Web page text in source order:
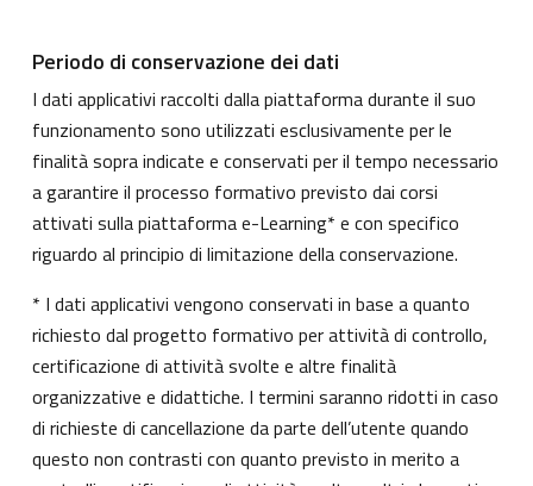
Periodo di conservazione dei dati
I dati applicativi raccolti dalla piattaforma durante il suo
funzionamento sono utilizzati esclusivamente per le
finalità sopra indicate e conservati per il tempo necessario
a garantire il processo formativo previsto dai corsi
attivati sulla piattaforma e-Learning* e con specifico
riguardo al principio di limitazione della conservazione.
* I dati applicativi vengono conservati in base a quanto
richiesto dal progetto formativo per attività di controllo,
certificazione di attività svolte e altre finalità
organizzative e didattiche. I termini saranno ridotti in caso
di richieste di cancellazione da parte dell’utente quando
questo non contrasti con quanto previsto in merito a